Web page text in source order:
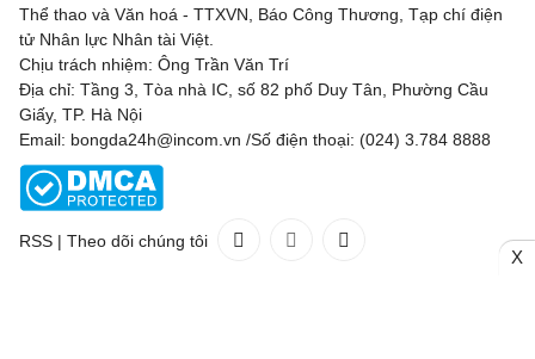
Thể thao và Văn hoá - TTXVN, Báo Công Thương, Tạp chí điện
tử Nhân lực Nhân tài Việt.
Chịu trách nhiệm: Ông Trần Văn Trí
Địa chỉ: Tầng 3, Tòa nhà IC, số 82 phố Duy Tân, Phường Cầu
Giấy, TP. Hà Nội
Email: bongda24h@incom.vn /Số điện thoại: (024) 3.784 8888
RSS | Theo dõi chúng tôi
X